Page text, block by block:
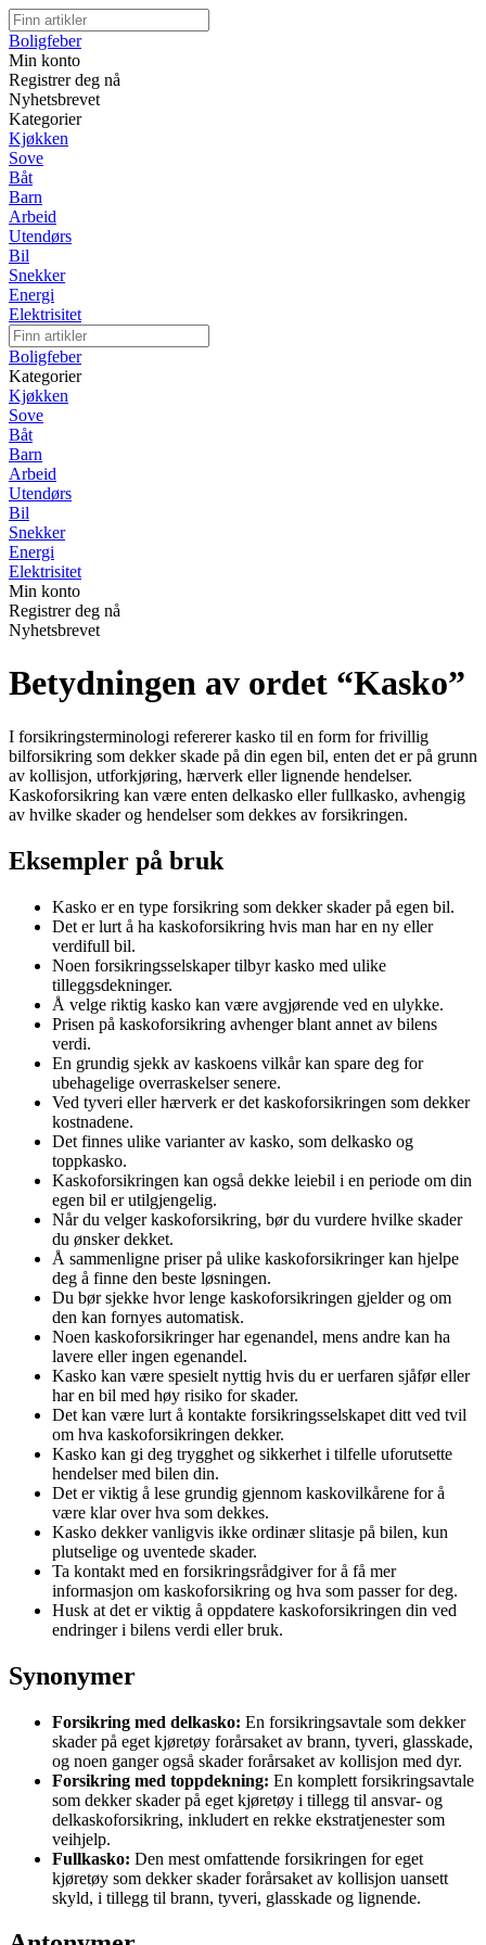
Boligfeber
Min konto
Registrer deg nå
Nyhetsbrevet
Kategorier
Kjøkken
Sove
Båt
Barn
Arbeid
Utendørs
Bil
Snekker
Energi
Elektrisitet
Boligfeber
Kategorier
Kjøkken
Sove
Båt
Barn
Arbeid
Utendørs
Bil
Snekker
Energi
Elektrisitet
Min konto
Registrer deg nå
Nyhetsbrevet
Betydningen av ordet “Kasko”
I forsikringsterminologi refererer kasko til en form for frivillig
bilforsikring som dekker skade på din egen bil, enten det er på grunn
av kollisjon, utforkjøring, hærverk eller lignende hendelser.
Kaskoforsikring kan være enten delkasko eller fullkasko, avhengig
av hvilke skader og hendelser som dekkes av forsikringen.
Eksempler på bruk
Kasko er en type forsikring som dekker skader på egen bil.
Det er lurt å ha kaskoforsikring hvis man har en ny eller
verdifull bil.
Noen forsikringsselskaper tilbyr kasko med ulike
tilleggsdekninger.
Å velge riktig kasko kan være avgjørende ved en ulykke.
Prisen på kaskoforsikring avhenger blant annet av bilens
verdi.
En grundig sjekk av kaskoens vilkår kan spare deg for
ubehagelige overraskelser senere.
Ved tyveri eller hærverk er det kaskoforsikringen som dekker
kostnadene.
Det finnes ulike varianter av kasko, som delkasko og
toppkasko.
Kaskoforsikringen kan også dekke leiebil i en periode om din
egen bil er utilgjengelig.
Når du velger kaskoforsikring, bør du vurdere hvilke skader
du ønsker dekket.
Å sammenligne priser på ulike kaskoforsikringer kan hjelpe
deg å finne den beste løsningen.
Du bør sjekke hvor lenge kaskoforsikringen gjelder og om
den kan fornyes automatisk.
Noen kaskoforsikringer har egenandel, mens andre kan ha
lavere eller ingen egenandel.
Kasko kan være spesielt nyttig hvis du er uerfaren sjåfør eller
har en bil med høy risiko for skader.
Det kan være lurt å kontakte forsikringsselskapet ditt ved tvil
om hva kaskoforsikringen dekker.
Kasko kan gi deg trygghet og sikkerhet i tilfelle uforutsette
hendelser med bilen din.
Det er viktig å lese grundig gjennom kaskovilkårene for å
være klar over hva som dekkes.
Kasko dekker vanligvis ikke ordinær slitasje på bilen, kun
plutselige og uventede skader.
Ta kontakt med en forsikringsrådgiver for å få mer
informasjon om kaskoforsikring og hva som passer for deg.
Husk at det er viktig å oppdatere kaskoforsikringen din ved
endringer i bilens verdi eller bruk.
Synonymer
Forsikring med delkasko: En forsikringsavtale som dekker
skader på eget kjøretøy forårsaket av brann, tyveri, glasskade,
og noen ganger også skader forårsaket av kollisjon med dyr.
Forsikring med toppdekning: En komplett forsikringsavtale
som dekker skader på eget kjøretøy i tillegg til ansvar- og
delkaskoforsikring, inkludert en rekke ekstratjenester som
veihjelp.
Fullkasko: Den mest omfattende forsikringen for eget
kjøretøy som dekker skader forårsaket av kollisjon uansett
skyld, i tillegg til brann, tyveri, glasskade og lignende.